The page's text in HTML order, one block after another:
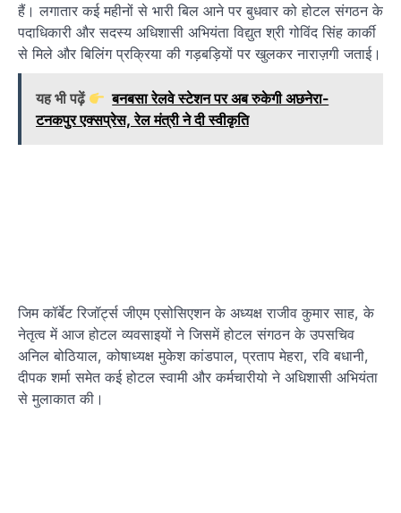
हैं। लगातार कई महीनों से भारी बिल आने पर बुधवार को होटल संगठन के
पदाधिकारी और सदस्य अधिशासी अभियंता विद्युत श्री गोविंद सिंह कार्की
से मिले और बिलिंग प्रक्रिया की गड़बड़ियों पर खुलकर नाराज़गी जताई।
यह भी पढ़ें
बनबसा रेलवे स्टेशन पर अब रुकेगी अछनेरा-
टनकपुर एक्सप्रेस, रेल मंत्री ने दी स्वीकृति
जिम कॉर्बेट रिजॉर्ट्स जीएम एसोसिएशन के अध्यक्ष राजीव कुमार साह, के
नेतृत्व में आज होटल व्यवसाइयों ने जिसमें होटल संगठन के उपसचिव
अनिल बोठियाल, कोषाध्यक्ष मुकेश कांडपाल, प्रताप मेहरा, रवि बधानी,
दीपक शर्मा समेत कई होटल स्वामी और कर्मचारीयो ने अधिशासी अभियंता
से मुलाकात की।